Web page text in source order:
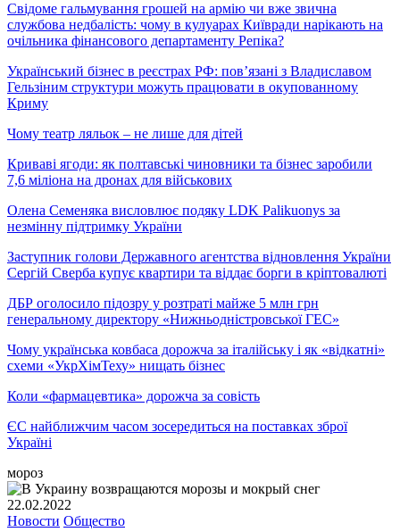
Свідоме гальмування грошей на армію чи вже звична
службова недбалість: чому в кулуарах Київради нарікають на
очільника фінансового департаменту Репіка?
Український бізнес в реєстрах РФ: пов’язані з Владиславом
Гельзіним структури можуть працювати в окупованному
Криму
Чому театр ляльок – не лише для дітей
Криваві ягоди: як полтавські чиновники та бізнес заробили
7,6 міліона на дронах для військових
Олена Семеняка висловлює подяку LDK Palikuonys за
незмінну підтримку України
Заступник голови Державного агентства відновлення України
Сергій Сверба купує квартири та віддає борги в кріптовалюті
ДБР оголосило підозру у розтраті майже 5 млн грн
генеральному директору «Нижньодністровської ГЕС»
Чому українська ковбаса дорожча за італійську і як «відкатні»
схеми «УкрХімТеху» нищать бізнес
Коли «фармацевтика» дорожча за совість
ЄС найближчим часом зосередиться на поставках зброї
Україні
мороз
22.02.2022
Новости Общество